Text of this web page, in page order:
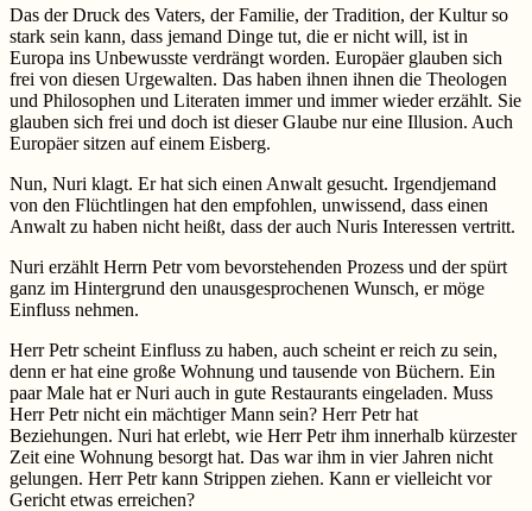
Das der Druck des Vaters, der Familie, der Tradition, der Kultur so
stark sein kann, dass jemand Dinge tut, die er nicht will, ist in
Europa ins Unbewusste verdrängt worden. Europäer glauben sich
frei von diesen Urgewalten. Das haben ihnen ihnen die Theologen
und Philosophen und Literaten immer und immer wieder erzählt. Sie
glauben sich frei und doch ist dieser Glaube nur eine Illusion. Auch
Europäer sitzen auf einem Eisberg.
Nun, Nuri klagt. Er hat sich einen Anwalt gesucht. Irgendjemand
von den Flüchtlingen hat den empfohlen, unwissend, dass einen
Anwalt zu haben nicht heißt, dass der auch Nuris Interessen vertritt.
Nuri erzählt Herrn Petr vom bevorstehenden Prozess und der spürt
ganz im Hintergrund den unausgesprochenen Wunsch, er möge
Einfluss nehmen.
Herr Petr scheint Einfluss zu haben, auch scheint er reich zu sein,
denn er hat eine große Wohnung und tausende von Büchern. Ein
paar Male hat er Nuri auch in gute Restaurants eingeladen. Muss
Herr Petr nicht ein mächtiger Mann sein? Herr Petr hat
Beziehungen. Nuri hat erlebt, wie Herr Petr ihm innerhalb kürzester
Zeit eine Wohnung besorgt hat. Das war ihm in vier Jahren nicht
gelungen. Herr Petr kann Strippen ziehen. Kann er vielleicht vor
Gericht etwas erreichen?